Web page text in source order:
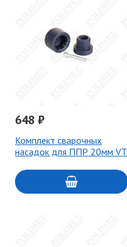
648 ₽
Комплект сварочных
насадок для ППР 20мм VT